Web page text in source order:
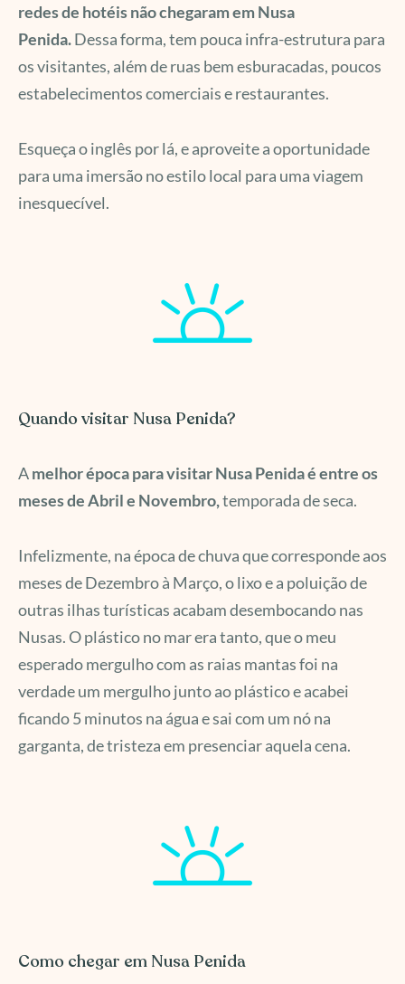
redes de hotéis não chegaram em Nusa
Penida.Dessa forma, tem pouca infra-estrutura para
os visitantes, além de ruas bem esburacadas, poucos
estabelecimentos comerciais e restaurantes.
Esqueça o inglês por lá, e aproveite a oportunidade
para uma imersão no estilo local para uma viagem
inesquecível.
Quando visitar Nusa Penida?
Amelhor época para visitar Nusa Penida é entre os
meses de Abril e Novembro,temporada de seca.
Infelizmente, na época de chuva que corresponde aos
meses de Dezembro à Março, o lixo e a poluição de
outras ilhas turísticas acabam desembocando nas
Nusas. O plástico no mar era tanto, que o meu
esperado mergulho com as raias mantas foi na
verdade um mergulho junto ao plástico e acabei
ficando 5 minutos na água e sai com um nó na
garganta, de tristeza em presenciar aquela cena.
Como chegar em Nusa Penida